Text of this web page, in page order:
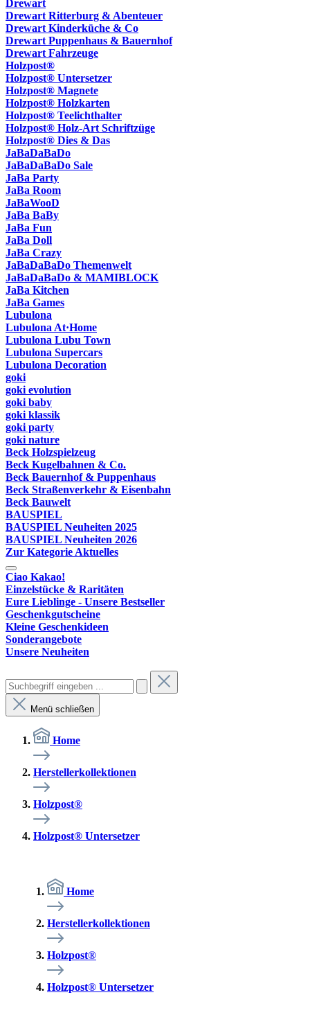
Drewart
Drewart Ritterburg & Abenteuer
Drewart Kinderküche & Co
Drewart Puppenhaus & Bauernhof
Drewart Fahrzeuge
Holzpost®
Holzpost® Untersetzer
Holzpost® Magnete
Holzpost® Holzkarten
Holzpost® Teelichthalter
Holzpost® Holz-Art Schriftzüge
Holzpost® Dies & Das
JaBaDaBaDo
JaBaDaBaDo Sale
JaBa Party
JaBa Room
JaBaWooD
JaBa BaBy
JaBa Fun
JaBa Doll
JaBa Crazy
JaBaDaBaDo Themenwelt
JaBaDaBaDo & MAMIBLOCK
JaBa Kitchen
JaBa Games
Lubulona
Lubulona At·Home
Lubulona Lubu Town
Lubulona Supercars
Lubulona Decoration
goki
goki evolution
goki baby
goki klassik
goki party
goki nature
Beck Holzspielzeug
Beck Kugelbahnen & Co.
Beck Bauernhof & Puppenhaus
Beck Straßenverkehr & Eisenbahn
Beck Bauwelt
BAUSPIEL
BAUSPIEL Neuheiten 2025
BAUSPIEL Neuheiten 2026
Zur Kategorie Aktuelles
Ciao Kakao!
Einzelstücke & Raritäten
Eure Lieblinge - Unsere Bestseller
Geschenkgutscheine
Kleine Geschenkideen
Sonderangebote
Unsere Neuheiten
Menü schließen
Home
Herstellerkollektionen
Holzpost®
Holzpost® Untersetzer
Home
Herstellerkollektionen
Holzpost®
Holzpost® Untersetzer